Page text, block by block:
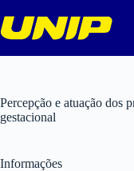
para
o
Percepção e atuação dos
gestacional
Informações